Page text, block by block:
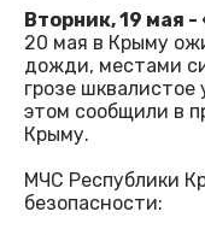
Вторник, 19 мая
20 мая в Крыму
дожди, местами
грозе
этом сообщили в
Крыму.
МЧС Республики
безопасности: